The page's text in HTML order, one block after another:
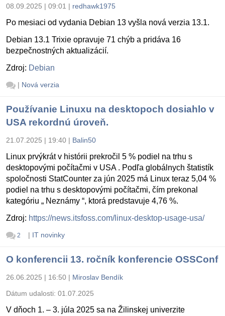
08.09.2025 | 09:01 | redhawk1975
Po mesiaci od vydania Debian 13 vyšla nová verzia 13.1.
Debian 13.1 Trixie opravuje 71 chýb a pridáva 16
bezpečnostných aktualizácií.
Zdroj: Debian
| Nová verzia
Používanie Linuxu na desktopoch dosiahlo v
USA rekordnú úroveň.
21.07.2025 | 19:40 | Balin50
Linux prvýkrát v histórii prekročil 5 % podiel na trhu s
desktopovými počítačmi v USA . Podľa globálnych štatistík
spoločnosti StatCounter za jún 2025 má Linux teraz 5,04 %
podiel na trhu s desktopovými počítačmi, čím prekonal
kategóriu „ Neznámy “, ktorá predstavuje 4,76 %.
Zdroj: https://news.itsfoss.com/linux-desktop-usage-usa/
2 | IT novinky
O konferencii 13. ročník konferencie OSSConf
26.06.2025 | 16:50 | Miroslav Bendík
Dátum udalosti: 01.07.2025
V dňoch 1. – 3. júla 2025 sa na Žilinskej univerzite